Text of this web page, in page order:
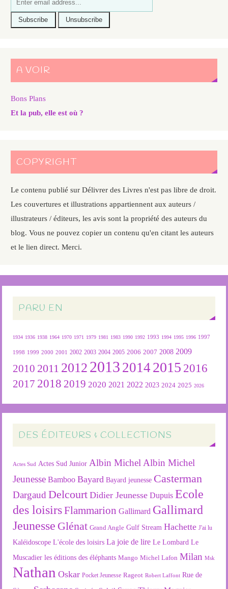
A VOIR
Bons Plans
Et la pub, elle est où ?
COPYRIGHT
Le contenu publié sur Délivrer des Livres n'est pas libre de droit.
Les couvertures et illustrations appartiennent aux auteurs /
illustrateurs / éditeurs, les avis sont la propriété des auteurs du
blog. Vous ne pouvez copier un contenu qu'en citant les auteurs
et le lien direct. Merci.
PARU EN
1934 1936 1938 1964 1970 1971 1979 1981 1983 1990 1992 1993 1994 1995 1996 1997
1998 1999 2000 2001 2002 2003 2004 2005 2006 2007 2008 2009
2010 2011 2012 2013 2014 2015 2016
2017 2018 2019 2020 2021 2022 2023 2024 2025 2026
DES ÉDITEURS & COLLECTIONS
Actes Sud Actes Sud Junior Albin Michel Albin Michel
Jeunesse Bamboo Bayard Bayard jeunesse Casterman
Dargaud Delcourt Didier Jeunesse Dupuis Ecole
des loisirsFlammarion Gallimard Gallimard
Jeunesse Glénat Grand Angle Gulf Stream Hachette J'ai lu
Kaléidoscope L'école des loisirs La joie de lire Le Lombard Le
Muscadier les éditions des éléphants Mango Michel Lafon Milan Msk
Nathan Oskar Pocket Jeunesse Rageot Robert Laffont Rue de